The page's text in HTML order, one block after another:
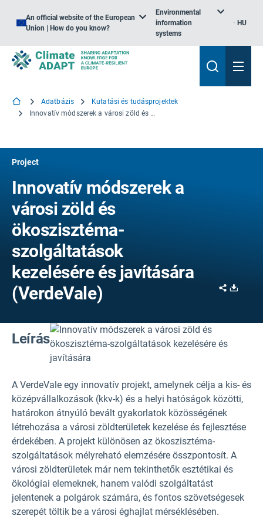
An official website of the European
Union | How do you know?
Environmental
information
systems
HU
Adatbázis
Kutatási és tudásprojektek
Innovatív módszerek a városi zöld és ökoszisztéma-szolgáltatások kezelésére és javítására
Project
Innovatív módszerek a
városi zöld és
ökoszisztéma-
szolgáltatások
kezelésére és javítására
(VerdeVale)
Share
Leírás
A VerdeVale egy innovatív projekt, amelynek célja a kis- és
középvállalkozások (kkv-k) és a helyi hatóságok közötti,
határokon átnyúló bevált gyakorlatok közösségének
létrehozása a városi zöldterületek kezelése és fejlesztése
érdekében. A projekt különösen az ökoszisztéma-
szolgáltatások mélyreható elemzésére összpontosít. A
városi zöldterületek már nem tekinthetők esztétikai és
ökológiai elemeknek, hanem valódi szolgáltatást
jelentenek a polgárok számára, és fontos szövetségesek
szerepét töltik be a városi éghajlat mérséklésében.